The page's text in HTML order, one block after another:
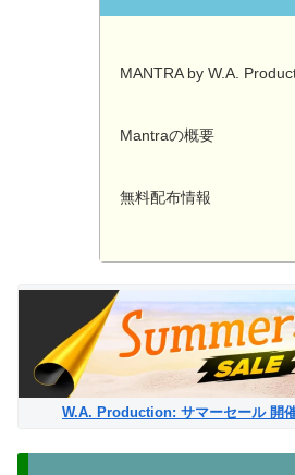
MANTRA by W.A.
Mantraの概要
無料配布情報
W.A. Production: サマーセール 開